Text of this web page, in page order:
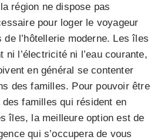
région ne dispose pas
pour loger le voyageur
l’hôtellerie moderne. Les îles
ni l’électricité ni l’eau courante,
en général se contenter
des familles. Pour pouvoir être
des familles qui résident en
îles, la meilleure option est de
qui s’occupera de vous